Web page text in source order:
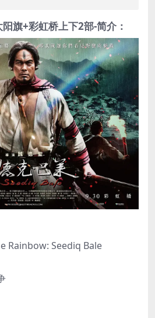
阳旗+彩虹桥上下2部-简介：
Rainbow: Seediq Bale